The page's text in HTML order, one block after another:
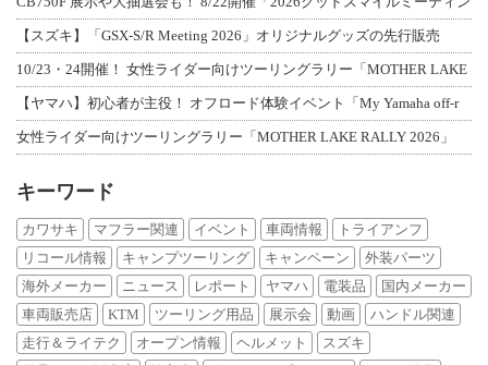
【スズキ】「GSX-S/R Meeting 2026」オリジナルグッズの先行販売
10/23・24開催！ 女性ライダー向けツーリングラリー「MOTHER LAKE
【ヤマハ】初心者が主役！ オフロード体験イベント「My Yamaha off-r
女性ライダー向けツーリングラリー「MOTHER LAKE RALLY 2026」
キーワード
カワサキ マフラー関連 イベント 車両情報
トライアンフ
リコール情報
キャンプツーリング キャンペーン
外装パーツ
海外メーカー
ニュース レポート ヤマハ 電装品
国内メーカー
車両販売店
KTM ツーリング用品 展示会 動画
ハンドル関連
走行＆ライテク
オープン情報 ヘルメット
スズキ